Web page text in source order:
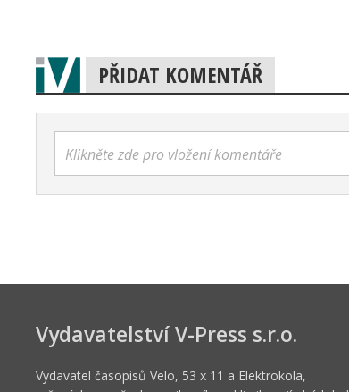
PŘIDAT KOMENTÁŘ
Klikněte zde pro vložení komentáře
Vydavatelství V-Press s.r.o.
Vydavatel časopisů Velo, 53 x 11 a Elektrokola,